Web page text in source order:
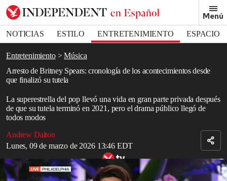
Menú
NOTICIAS ESTILO ENTRETENIMIENTO
ESPACIO
DEPORTES
Entretenimiento
Música
Arresto de Britney Spears: cronología de los acontecimientos desde
que finalizó su tutela
La superestrella del pop llevó una vida en gran parte privada después
de que su tutela terminó en 2021, pero el drama público llegó de
todos modos
Andrew Dalton
Lunes, 09 de marzo de 2026 13:46 EDT
Bookmark popover
Removed from bookmarks
Close popover
Revelan las últimas palabras de Britney Spears antes de la tutela
legal